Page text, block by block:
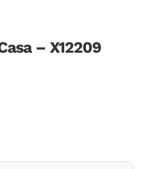
– X12209